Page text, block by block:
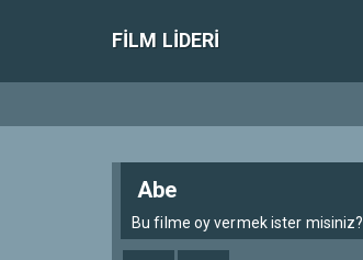
FILM LIDERI
Abe
Bu filme oy vermek ister misiniz?